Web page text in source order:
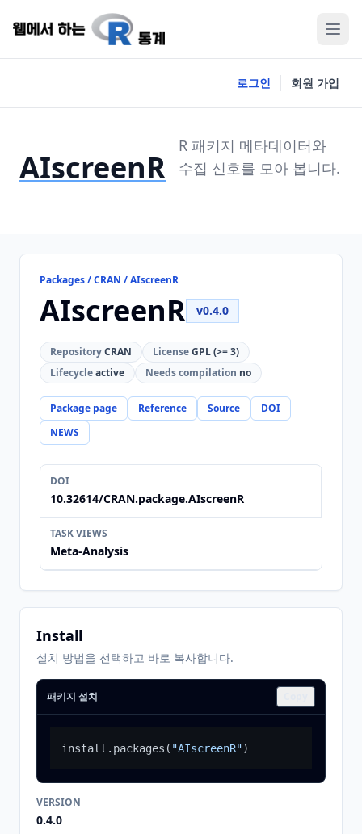
로그인 회원 가입
AIscreenR
R 패키지 메타데이터와
수집 신호를 모아 봅니다.
Packages / CRAN / AIscreenR
AIscreenR v0.4.0
RepositoryCRAN LicenseGPL (>= 3)
Lifecycleactive Needs compilation no
Package page Reference Source
DOI
NEWS
DOI
10.32614/CRAN.package.AIscreenR
TASK VIEWS
Meta-Analysis
Install
설치 방법을 선택하고 바로 복사합니다.
패키지 설치
install.packages ( "AIscreenR")
VERSION
0.4.0